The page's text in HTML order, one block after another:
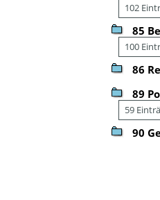
102
85
100
86
89
59
90